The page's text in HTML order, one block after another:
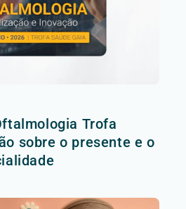
Trofa
sobre o presente e o